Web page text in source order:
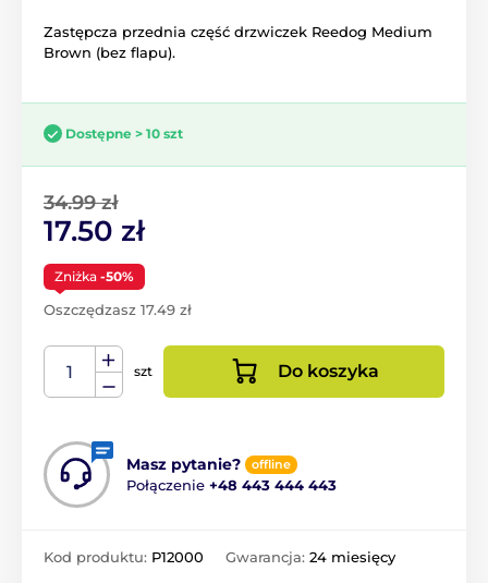
Zastępcza przednia część drzwiczek Reedog Medium
Brown (bez flapu).
Dostępne > 10 szt
34.99 zł
17.50 zł
Zniżka -50%
Oszczędzasz 17.49 zł
szt Do koszyka
Masz pytanie? offline
Połączenie +48 443 444 443
Kod produktu: P12000 Gwarancja: 24 miesięcy